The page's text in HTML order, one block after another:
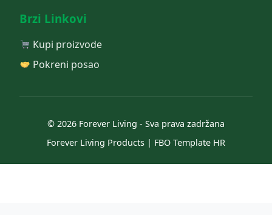
Brzi Linkovi
Kupi proizvode
Pokreni posao
© 2026 Forever Living - Sva prava zadržana
Forever Living Products | FBO Template HR